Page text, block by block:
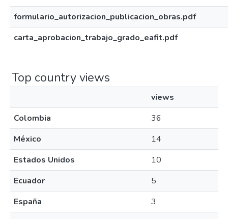
formulario_autorizacion_publicacion_obras.pdf
carta_aprobacion_trabajo_grado_eafit.pdf
Top country views
views
Colombia
36
México
14
Estados Unidos
10
Ecuador
5
España
3